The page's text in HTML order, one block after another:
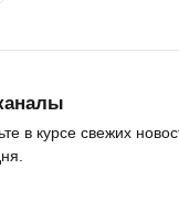
в курсе свежих